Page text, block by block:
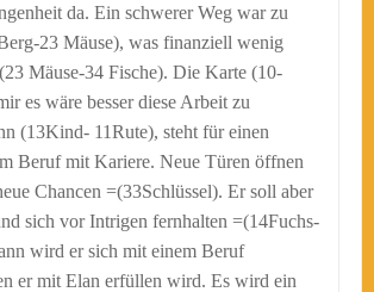
da. Ein schwerer Weg war zu
23 Mäuse), was finanziell wenig
Mäuse-34 Fische). Die Karte (10-
es wäre besser diese Arbeit zu
(13Kind- 11Rute), steht für einen
Beruf mit Kariere. Neue Türen öffnen
Chancen =(33Schlüssel). Er soll aber
sich vor Intrigen fernhalten =(14Fuchs-
wird er sich mit einem Beruf
er mit Elan erfüllen wird. Es wird ein